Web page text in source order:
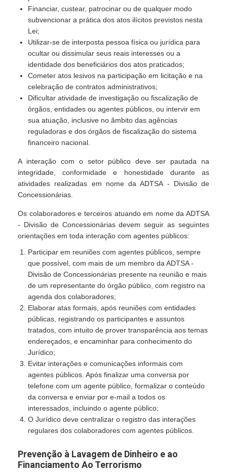
Financiar, custear, patrocinar ou de qualquer modo
subvencionar a prática dos atos ilícitos previstos nesta
Lei;
Utilizar-se de interposta pessoa física ou jurídica para
ocultar ou dissimular seus reais interesses ou a
identidade dos beneficiários dos atos praticados;
Cometer atos lesivos na participação em licitação e na
celebração de contratos administrativos;
Dificultar atividade de investigação ou fiscalização de
órgãos, entidades ou agentes públicos, ou intervir em
sua atuação, inclusive no âmbito das agências
reguladoras e dos órgãos de fiscalização do sistema
financeiro nacional.
A interação com o setor público deve ser pautada na
integridade, conformidade e honestidade durante as
atividades realizadas em nome da ADTSA - Divisão de
Concessionárias.
Os colaboradores e terceiros atuando em nome da ADTSA
- Divisão de Concessionárias devem seguir as seguintes
orientações em toda interação com agentes públicos:
Participar em reuniões com agentes públicos, sempre
que possível, com mais de um membro da ADTSA -
Divisão de Concessionárias presente na reunião e mais
de um representante do órgão público, com registro na
agenda dos colaboradores;
Elaborar atas formais, após reuniões com entidades
públicas, registrando os participantes e assuntos
tratados, com intuito de prover transparência aos temas
endereçados, e encaminhar para conhecimento do
Jurídico;
Evitar interações e comunicações informais com
agentes públicos. Após finalizar uma conversa por
telefone com um agente público, formalizar o conteúdo
da conversa e enviar por e-mail a todos os
interessados, incluindo o agente público;
O Jurídico deve centralizar o registro das interações
regulares dos colaboradores com agentes públicos.
Prevenção à Lavagem de Dinheiro e ao
Financiamento Ao Terrorismo